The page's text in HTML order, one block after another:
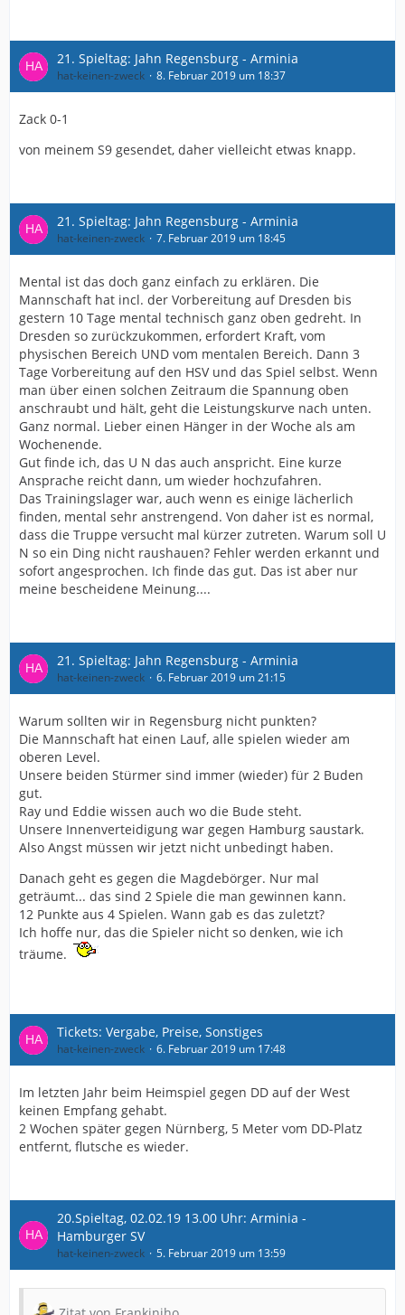
21. Spieltag: Jahn Regensburg - Arminia
hat-keinen-zweck 8. Februar 2019 um 18:37
Zack 0-1
von meinem S9 gesendet, daher vielleicht etwas knapp.
21. Spieltag: Jahn Regensburg - Arminia
hat-keinen-zweck 7. Februar 2019 um 18:45
Mental ist das doch ganz einfach zu erklären. Die
Mannschaft hat incl. der Vorbereitung auf Dresden bis
gestern 10 Tage mental technisch ganz oben gedreht. In
Dresden so zurückzukommen, erfordert Kraft, vom
physischen Bereich UND vom mentalen Bereich. Dann 3
Tage Vorbereitung auf den HSV und das Spiel selbst. Wenn
man über einen solchen Zeitraum die Spannung oben
anschraubt und hält, geht die Leistungskurve nach unten.
Ganz normal. Lieber einen Hänger in der Woche als am
Wochenende.
Gut finde ich, das U N das auch anspricht. Eine kurze
Ansprache reicht dann, um wieder hochzufahren.
Das Trainingslager war, auch wenn es einige lächerlich
finden, mental sehr anstrengend. Von daher ist es normal,
dass die Truppe versucht mal kürzer zutreten. Warum soll U
N so ein Ding nicht raushauen? Fehler werden erkannt und
sofort angesprochen. Ich finde das gut. Das ist aber nur
meine bescheidene Meinung....
21. Spieltag: Jahn Regensburg - Arminia
hat-keinen-zweck 6. Februar 2019 um 21:15
Warum sollten wir in Regensburg nicht punkten?
Die Mannschaft hat einen Lauf, alle spielen wieder am
oberen Level.
Unsere beiden Stürmer sind immer (wieder) für 2 Buden
gut.
Ray und Eddie wissen auch wo die Bude steht.
Unsere Innenverteidigung war gegen Hamburg saustark.
Also Angst müssen wir jetzt nicht unbedingt haben.
Danach geht es gegen die Magdebörger. Nur mal
geträumt... das sind 2 Spiele die man gewinnen kann.
12 Punkte aus 4 Spielen. Wann gab es das zuletzt?
Ich hoffe nur, das die Spieler nicht so denken, wie ich
träume.
Tickets: Vergabe, Preise, Sonstiges
hat-keinen-zweck 6. Februar 2019 um 17:48
Im letzten Jahr beim Heimspiel gegen DD auf der West
keinen Empfang gehabt.
2 Wochen später gegen Nürnberg, 5 Meter vom DD-Platz
entfernt, flutsche es wieder.
20.Spieltag, 02.02.19 13.00 Uhr: Arminia -
Hamburger SV
hat-keinen-zweck 5. Februar 2019 um 13:59